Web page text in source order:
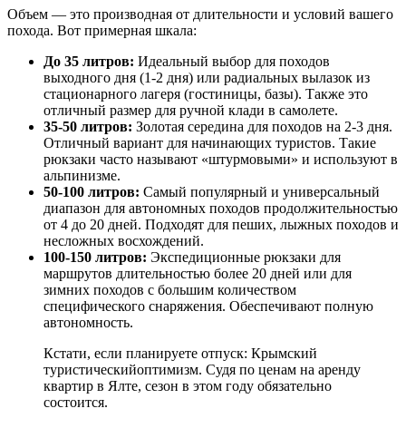
Объем — это производная от длительности и условий вашего
похода. Вот примерная шкала:
До 35 литров: Идеальный выбор для походов
выходного дня (1-2 дня) или радиальных вылазок из
стационарного лагеря (гостиницы, базы). Также это
отличный размер для ручной клади в самолете.
35-50 литров: Золотая середина для походов на 2-3 дня.
Отличный вариант для начинающих туристов. Такие
рюкзаки часто называют «штурмовыми» и используют в
альпинизме.
50-100 литров: Самый популярный и универсальный
диапазон для автономных походов продолжительностью
от 4 до 20 дней. Подходят для пеших, лыжных походов и
несложных восхождений.
100-150 литров: Экспедиционные рюкзаки для
маршрутов длительностью более 20 дней или для
зимних походов с большим количеством
специфического снаряжения. Обеспечивают полную
автономность.
Кстати, если планируете отпуск: Крымский
туристическийоптимизм. Судя по ценам на аренду
квартир в Ялте, сезон в этом году обязательно
состоится.